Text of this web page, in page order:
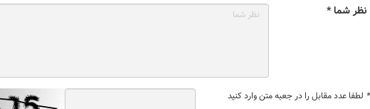
نظر شما *
* لطفا عدد مقابل را در جعبه متن وارد کنید